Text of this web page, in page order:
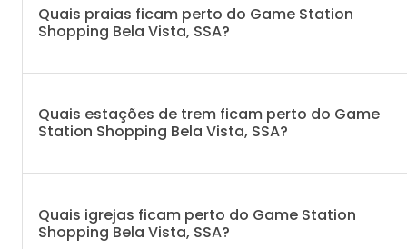
Quais praias ficam perto do Game Station
Shopping Bela Vista, SSA?
Quais estações de trem ficam perto do Game
Station Shopping Bela Vista, SSA?
Quais igrejas ficam perto do Game Station
Shopping Bela Vista, SSA?